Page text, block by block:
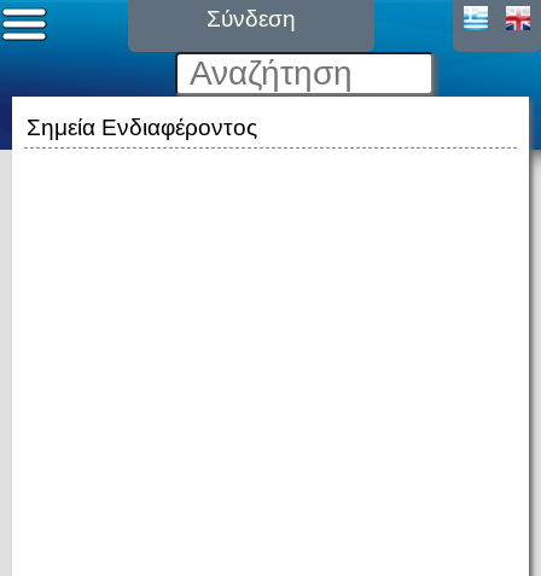
Σύνδεση
Σημεία Ενδιαφέροντος